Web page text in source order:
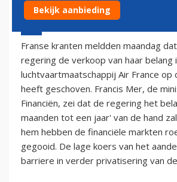
21 oktober 2002 - 2:00
Franse kranten meldden maandag
regering de verkoop van haar belang
luchtvaartmaatschappij Air France op
heeft geschoven. Francis Mer, de
Financiën, zei dat de regering het
maanden tot een jaar' van de hand
hem hebben de financiële markten
gegooid. De lage koers van het
barriere in verder privatisering van
Bekijk aanbieding